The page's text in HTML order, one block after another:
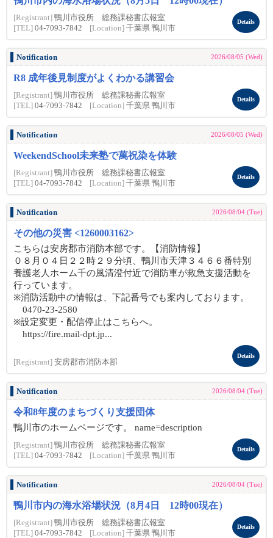
[Registrant] 鴨川市役所 総務課秘書広報室
[TEL] 04-7093-7842 [Location] 千葉県 鴨川市
Details
Notification 2026/08/05 (Wed)
R8 成年後見制度がよくわかる講習会
[Registrant] 鴨川市役所 総務課秘書広報室
[TEL] 04-7093-7842 [Location] 千葉県 鴨川市
Details
Notification 2026/08/05 (Wed)
WeekendSchool未来塾で萬祝染を体験
[Registrant] 鴨川市役所 総務課秘書広報室
[TEL] 04-7093-7842 [Location] 千葉県 鴨川市
Details
Notification 2026/08/04 (Tue)
その他の災害 <1260003162>
こちらは安房郡市消防本部です。【消防情報】
０８月０４日２２時２９分頃、鴨川市天津３４６６番特別
養護老人ホーム千の風清澄付近で消防車が救急支援活動を
行っています。
※消防活動中の情報は、下記番号でも案内しております。
0470-23-2580
※設定変更・配信停止はこちらへ。
https://fire.mail-dpt.jp...
[Registrant] 安房郡市消防本部
Details
Notification 2026/08/04 (Tue)
令和8年度のまちづくり支援団体
鴨川市のホームページです。 name=description
[Registrant] 鴨川市役所 総務課秘書広報室
[TEL] 04-7093-7842 [Location] 千葉県 鴨川市
Details
Notification 2026/08/04 (Tue)
鴨川市内の海水浴場状況（8月4日 12時00現在）
[Registrant] 鴨川市役所 総務課秘書広報室
[TEL] 04-7093-7842 [Location] 千葉県 鴨川市
Details